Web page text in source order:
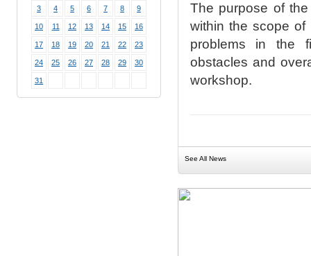
3 4 5 6 7 8 9
10 11 12 13 14 15 16
17 18 19 20 21 22 23
24 25 26 27 28 29 30
31
The purpose of
within the scope
problems in the
obstacles and
workshop.
See All News